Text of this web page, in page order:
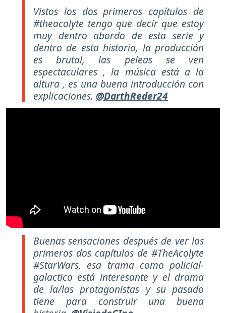
Vistos los dos primeros capítulos de
#theacolyte tengo que decir que estoy
muy dentro abordo de esta serie y
dentro de esta historia, la producción
es brutal, las peleas se ven
espectaculares , la música está a la
altura , es una buena introducción con
explicaciones. @DarthReder24
Buenas sensaciones después de ver los
primeros dos capítulos de #TheAcolyte
#StarWars, esa trama como policial-
galactico está interesante y el drama
de la/las protagonistas y su pasado
tiene para construir una buena